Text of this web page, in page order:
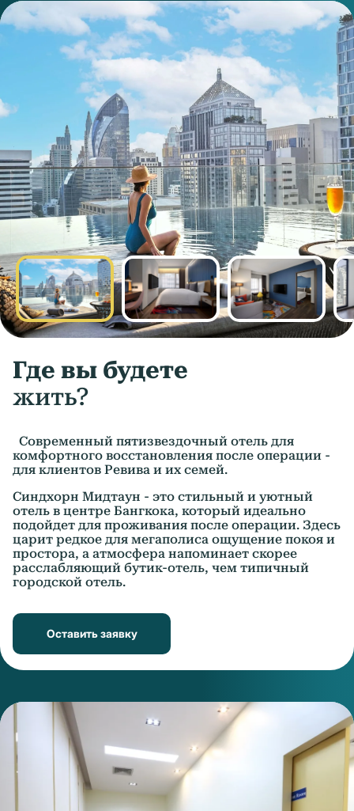
Где вы будете
жить?
Современный пятизвездочный отель для
комфортного восстановления после операции -
для клиентов Ревива и их семей.
Синдхорн Мидтаун - это стильный и уютный
отель в центре Бангкока, который идеально
подойдет для проживания после операции. Здесь
царит редкое для мегаполиса ощущение покоя и
простора, а атмосфера напоминает скорее
расслабляющий бутик-отель, чем типичный
городской отель.
Оставить заявку